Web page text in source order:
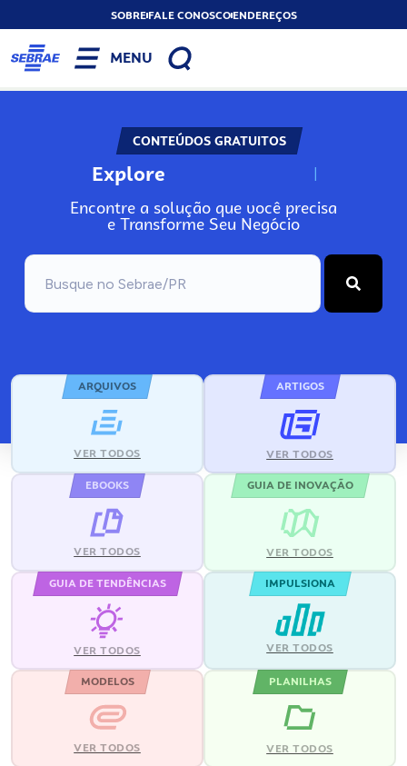
SOBREFALE CONOSCOENDEREÇOS
MENU
CONTEÚDOS GRATUITOS
Explore N
Encontre a solução que você precisa
e Transforme Seu Negócio
ARQUIVOS
VER TODOS
ARTIGOS
VER TODOS
EBOOKS
VER TODOS
GUIA DE INOVAÇÃO
VER TODOS
GUIA DE TENDÊNCIAS
VER TODOS
IMPULSIONA
VER TODOS
MODELOS
VER TODOS
PLANILHAS
VER TODOS